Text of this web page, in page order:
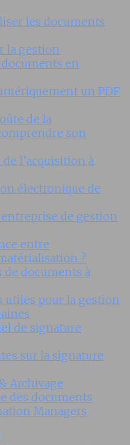
les documents
la gestion
en
un PDF
de la
son
de l’acquisition à
électronique de
de gestion
entre
?
de documents à
utiles pour la gestion
de signature
sur la signature
Archivage
des documents
Managers